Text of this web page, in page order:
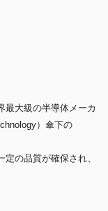
の品質が確保され、
す。